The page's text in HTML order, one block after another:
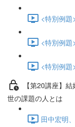
<特別例
<特別例
<特別例
【第20講座】
世の課題の人とは
田中宏明